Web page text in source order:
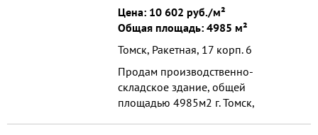
Цена: 10 602 руб./м²
Общая площадь: 4985 м²
Томск, Ракетная, 17 корп. 6
Продам производственно-
складское здание, общей
площадью 4985м2 г. Томск,